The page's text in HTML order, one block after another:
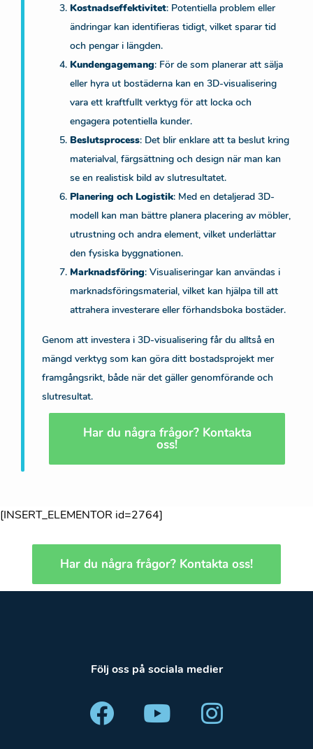
Kostnadseffektivitet: Potentiella problem eller
ändringar kan identifieras tidigt, vilket sparar tid
och pengar i längden.
Kundengagemang: För de som planerar att sälja
eller hyra ut bostäderna kan en 3D-visualisering
vara ett kraftfullt verktyg för att locka och
engagera potentiella kunder.
Beslutsprocess: Det blir enklare att ta beslut kring
materialval, färgsättning och design när man kan
se en realistisk bild av slutresultatet.
Planering och Logistik: Med en detaljerad 3D-
modell kan man bättre planera placering av möbler,
utrustning och andra element, vilket underlättar
den fysiska byggnationen.
Marknadsföring: Visualiseringar kan användas i
marknadsföringsmaterial, vilket kan hjälpa till att
attrahera investerare eller förhandsboka bostäder.
Genom att investera i 3D-visualisering får du alltså en
mängd verktyg som kan göra ditt bostadsprojekt mer
framgångsrikt, både när det gäller genomförande och
slutresultat.
Har du några frågor? Kontakta
oss!
[INSERT_ELEMENTOR id=2764]
Har du några frågor? Kontakta oss!
Följ oss på sociala medier